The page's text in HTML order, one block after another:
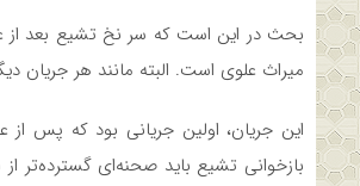
بحث در این است که سر نخ تشیع بعد از
میراث علوی است. البته مانند هر
این جریان، اولین جریانی بود که پس
بازخوانی تشیع باید صحنه‌ای